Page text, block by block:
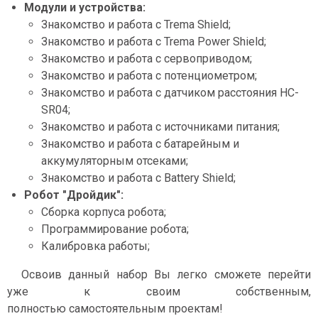
Модули и устройства:
Знакомство и работа с Trema Shield;
Знакомство и работа с Trema Power Shield;
Знакомство и работа с сервоприводом;
Знакомство и работа с потенциометром;
Знакомство и работа с датчиком расстояния HC-
SR04;
Знакомство и работа с источниками питания;
Знакомство и работа с батарейным и
аккумуляторным отсеками;
Знакомство и работа с Battery Shield;
Робот "Дройдик":
Сборка корпуса робота;
Программирование робота;
Калибровка работы;
Освоив данный набор Вы легко сможете перейти
уже к своим собственным,
полностью самостоятельным проектам!